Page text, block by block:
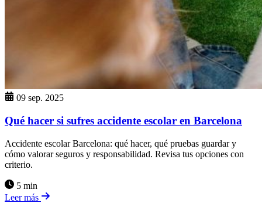
09 sep. 2025
Qué hacer si sufres accidente escolar en Barcelona
Accidente escolar Barcelona: qué hacer, qué pruebas guardar y
cómo valorar seguros y responsabilidad. Revisa tus opciones con
criterio.
5 min
Leer más